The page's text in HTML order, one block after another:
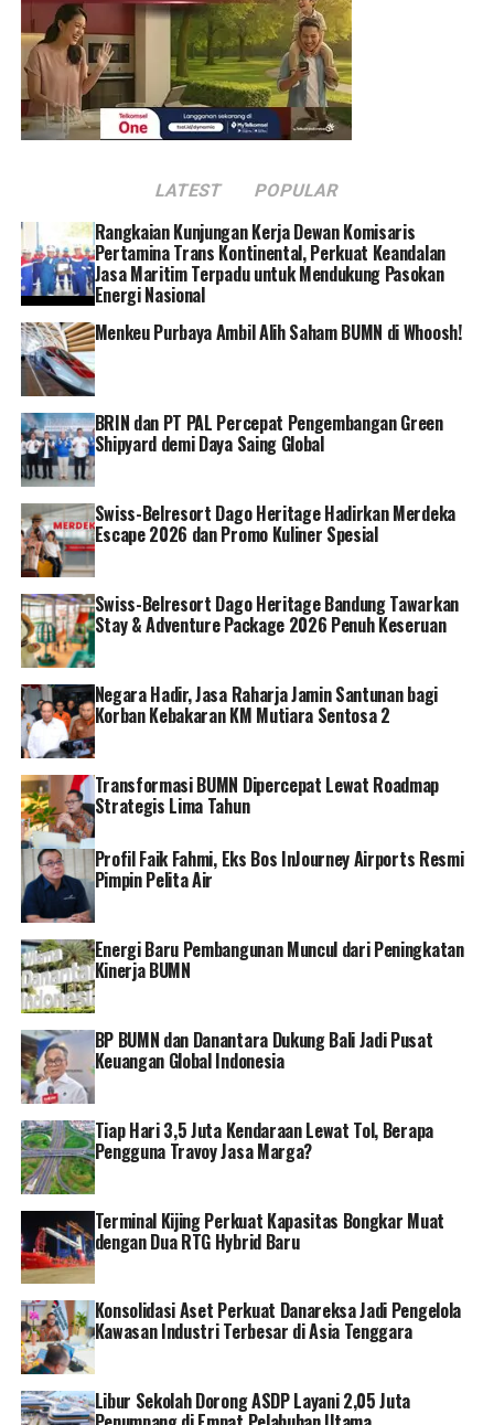
insiden fraud dan meminimalisir kerugian dalam
distribusi migas melalui jalur laut.
“Personel TNI ditempatkan di kapal PIS mulai hari ini,
mereka juga akan menjadi agen-agen HSSE di atas kapal
dengan terlibat aktif dan peduli dalam implementasi
keselamatan di atas kapal,” ujar Aryomekka.
Tugas – tugas personel TNI AL yang di tempatkan di
atas kapal di antaranya adalah melaksanakan
pengamanan untuk mencegah terjadinya perbuatan
ilegal (ship to ship transfer, perusakan segel, mematikan
dan/atau menutup kamera CCTV, passing line, dll),
perompakan dan mencegah orang yang tidak
berkepentingan naik ke atas kapal serta mencegah
adanya ancaman serta gangguan baik dari pihak yang
tidak bertanggung jawab lainnya.
Nantinya pelaksanaan kegiatan pengamanan,
pengawasan dan pengawalan di atas kapal akan
dievaluasi bersama antara TNI AL dengan PIS setiap
bulan dalam bentuk laporan guna penyempurnaan
tugas pengamanan ini.[]
RELATED TOPICS:
LATEST POPULAR
Rangkaian Kunjungan Kerja Dewan Komisaris
Pertamina Trans Kontinental, Perkuat Keandalan
Jasa Maritim Terpadu untuk Mendukung Pasokan
Energi Nasional
Menkeu Purbaya Ambil Alih Saham BUMN di Whoosh!
BRIN dan PT PAL Percepat Pengembangan Green
Shipyard demi Daya Saing Global
Swiss-Belresort Dago Heritage Hadirkan Merdeka
Escape 2026 dan Promo Kuliner Spesial
Swiss-Belresort Dago Heritage Bandung Tawarkan
Stay & Adventure Package 2026 Penuh Keseruan
Negara Hadir, Jasa Raharja Jamin Santunan bagi
Korban Kebakaran KM Mutiara Sentosa 2
Transformasi BUMN Dipercepat Lewat Roadmap
Strategis Lima Tahun
Profil Faik Fahmi, Eks Bos InJourney Airports Resmi
Pimpin Pelita Air
Energi Baru Pembangunan Muncul dari Peningkatan
Kinerja BUMN
BP BUMN dan Danantara Dukung Bali Jadi Pusat
Keuangan Global Indonesia
Tiap Hari 3,5 Juta Kendaraan Lewat Tol, Berapa
Pengguna Travoy Jasa Marga?
Terminal Kijing Perkuat Kapasitas Bongkar Muat
dengan Dua RTG Hybrid Baru
Konsolidasi Aset Perkuat Danareksa Jadi Pengelola
Kawasan Industri Terbesar di Asia Tenggara
Libur Sekolah Dorong ASDP Layani 2,05 Juta